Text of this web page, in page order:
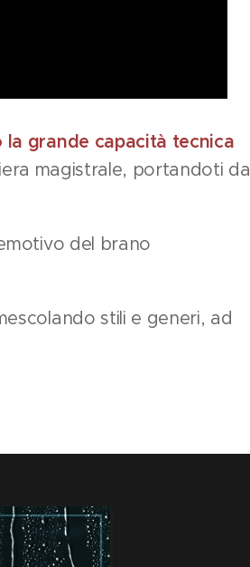
grande capacità tecnica
magistrale, portandoti da
del brano
stili e generi, ad